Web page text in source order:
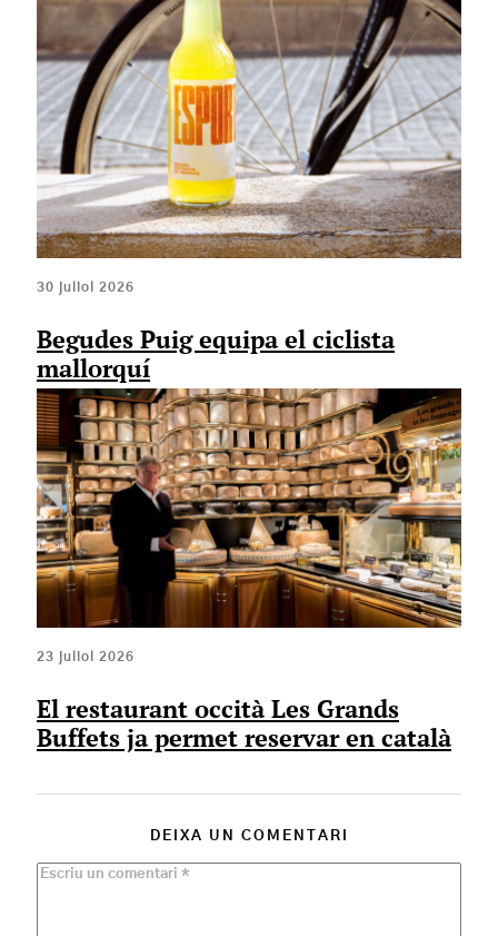
30 juliol 2026
Begudes Puig equipa el ciclista
mallorquí
23 juliol 2026
El restaurant occità Les Grands
Buffets ja permet reservar en català
DEIXA UN COMENTARI